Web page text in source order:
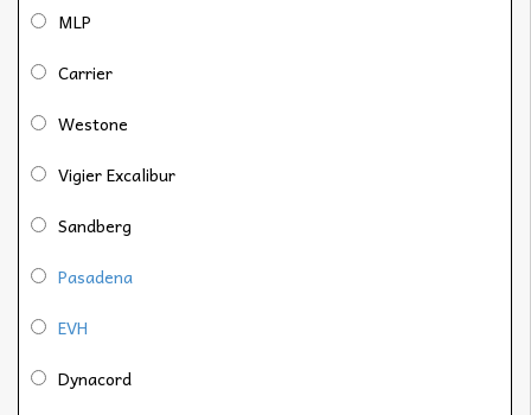
MLP
Carrier
Westone
Vigier Excalibur
Sandberg
Pasadena
EVH
Dynacord